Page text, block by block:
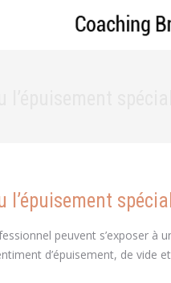
l’épuisement
peuvent s’exposer à
d’épuisement, de vide